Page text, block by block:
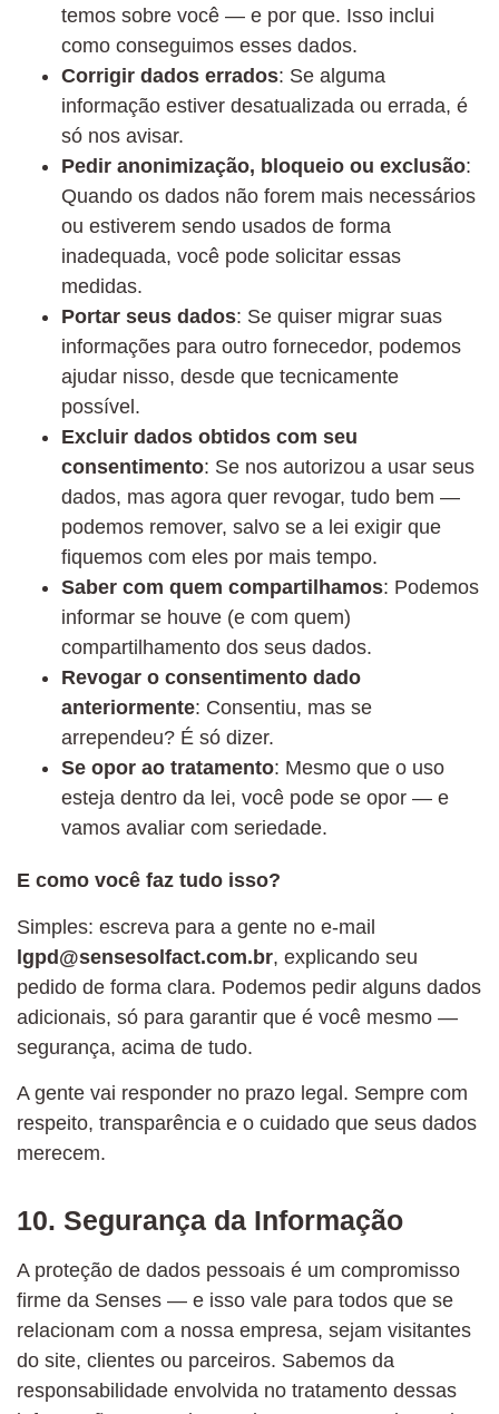
temos sobre você — e por que. Isso inclui
como conseguimos esses dados.
Corrigir dados errados: Se alguma
informação estiver desatualizada ou errada, é
só nos avisar.
Pedir anonimização, bloqueio ou exclusão:
Quando os dados não forem mais necessários
ou estiverem sendo usados de forma
inadequada, você pode solicitar essas
medidas.
Portar seus dados: Se quiser migrar suas
informações para outro fornecedor, podemos
ajudar nisso, desde que tecnicamente
possível.
Excluir dados obtidos com seu
consentimento: Se nos autorizou a usar seus
dados, mas agora quer revogar, tudo bem —
podemos remover, salvo se a lei exigir que
fiquemos com eles por mais tempo.
Saber com quem compartilhamos: Podemos
informar se houve (e com quem)
compartilhamento dos seus dados.
Revogar o consentimento dado
anteriormente: Consentiu, mas se
arrependeu? É só dizer.
Se opor ao tratamento: Mesmo que o uso
esteja dentro da lei, você pode se opor — e
vamos avaliar com seriedade.
E como você faz tudo isso?
Simples: escreva para a gente no e-mail
lgpd@sensesolfact.com.br, explicando seu
pedido de forma clara. Podemos pedir alguns dados
adicionais, só para garantir que é você mesmo —
segurança, acima de tudo.
A gente vai responder no prazo legal. Sempre com
respeito, transparência e o cuidado que seus dados
merecem.
10. Segurança da Informação
A proteção de dados pessoais é um compromisso
firme da Senses — e isso vale para todos que se
relacionam com a nossa empresa, sejam visitantes
do site, clientes ou parceiros. Sabemos da
responsabilidade envolvida no tratamento dessas